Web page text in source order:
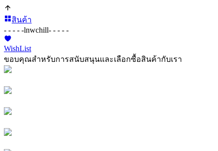
สินค้า
- - - - -lnwchill- - - - -
WishList
ขอบคุณสำหรับการสนับสนุนและเลือกซื้อสินค้ากับเรา